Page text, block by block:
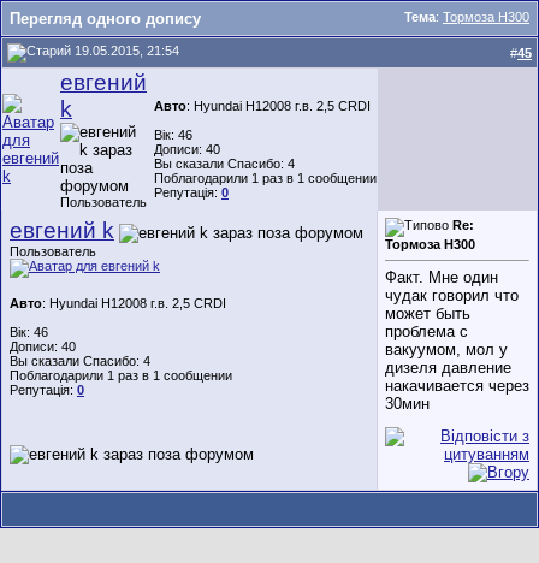
Тема: Тормоза Н300
Перегляд одного допису
19.05.2015, 21:54 #45
евгений
k
Пользователь
Авто: Hyundai H12008 г.в. 2,5 CRDI
Вік: 46
Дописи: 40
Вы сказали Спасибо: 4
Поблагодарили 1 раз в 1 сообщении
Репутація: 0
евгений k
Пользователь
Авто: Hyundai H12008 г.в. 2,5 CRDI
Вік: 46
Дописи: 40
Вы сказали Спасибо: 4
Поблагодарили 1 раз в 1 сообщении
Репутація: 0
Re:
Тормоза Н300
Факт. Мне один
чудак говорил что
может быть
проблема с
вакуумом, мол у
дизеля давление
накачивается через
30мин